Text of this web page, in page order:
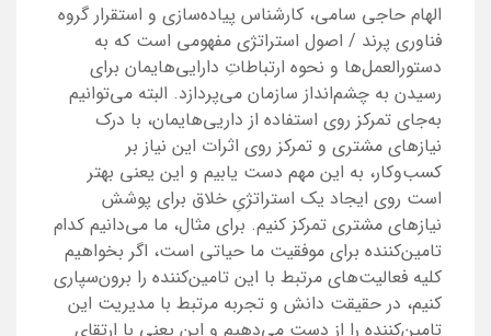
الهام حاجی سامی، کارشناس پیاده‌سازی و استقرار گروه
فناوری پرند / اصول استراتژی مفهومی است که به
دستورالعمل‌ها و نحوه ارتباطاتِ دارایی‌هایمان برای
رسیدن به چشم‌انداز سازمان می‌پردازد. البته می‌توانیم
به‌جای تمرکز روی استفاده از داریی‌هایمان، با درک
نیازهای مشتری و تمرکز روی اثرات این نیاز بر
کسب‌وکار، به این مهم دست یابیم و این یعنی بهتر
است روی ایجاد یک استراتژیِ خلاق برای پوشش
نیازهای مشتری تمرکز کنیم. برای مثال، ما می‌دانیم کدام
تامین‌کننده برای موفقیت ما حیاتی است، اگر بخواهیم
کلیه فعالیت‌های مرتبط با این تامین‌کننده را برون‌سپاری
کنیم، در حقیقت دانش و تجربه مرتبط با مدیریت این
تامین‌کننده را از دست می‌دهیم و این یعنی با ارتقای